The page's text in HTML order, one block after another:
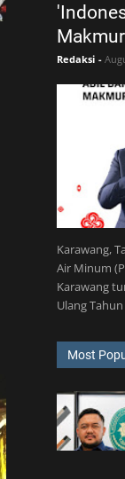
Redaksi -
Karawang,
Air Minum
Karawang
Ulang
Most